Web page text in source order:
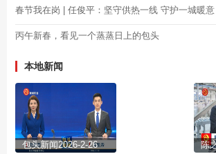
春节我在岗 | 任俊平：坚守供热一线 守护一城暖意
丙午新春，看见一个蒸蒸日上的包头
本地新闻
包头新闻2026-2-26